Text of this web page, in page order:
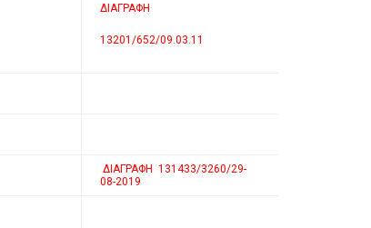
ΔΙΑΓΡΑΦΗ
13201/652/09.03.11
ΔΙΑΓΡΑΦΗ 131433/3260/29-
08-2019